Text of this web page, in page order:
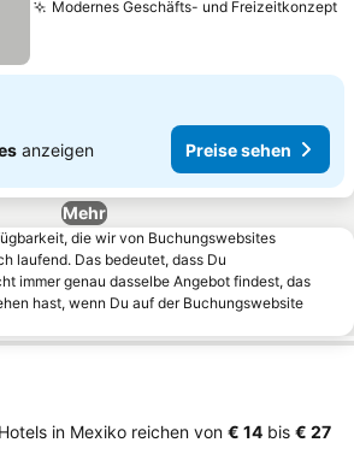
Modernes Geschäfts- und Freizeitkonzept
anzeigen Preise sehen
Mehr
die wir von Buchungswebsites
laufend. Das bedeutet, dass Du
immer genau dasselbe Angebot findest, das
hast, wenn Du auf der Buchungswebsite
in Mexiko reichen von ‎€ 14 bis ‎€ 27